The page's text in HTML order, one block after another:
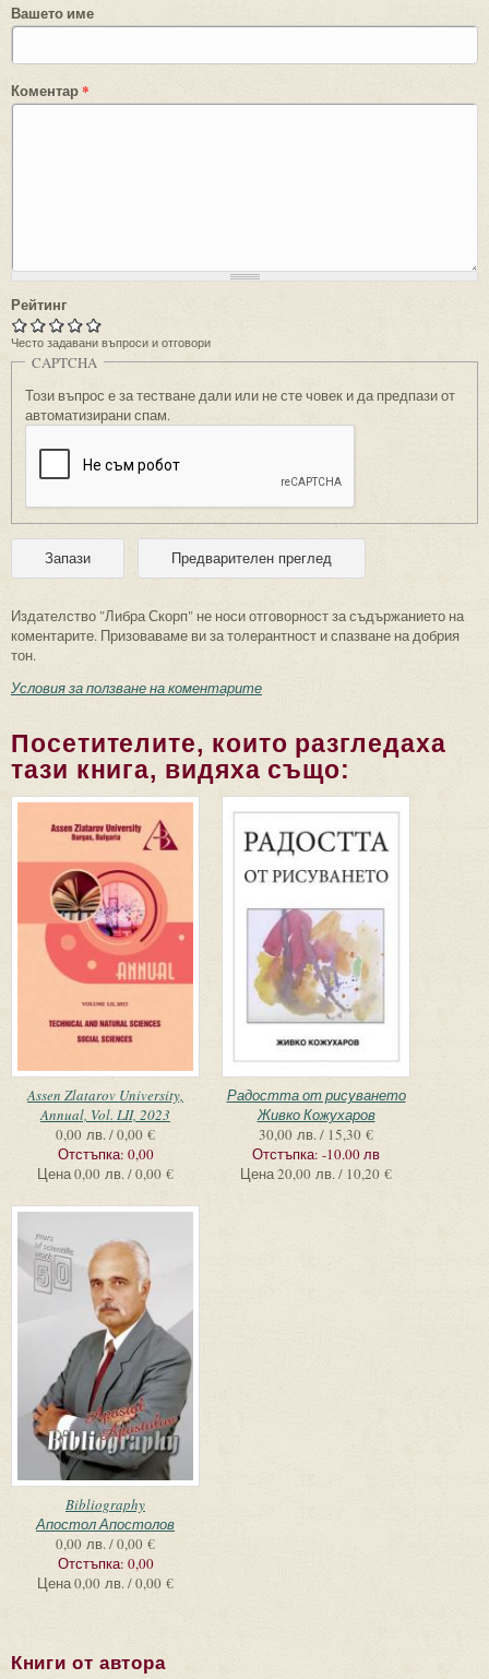
Вашето име
Коментар*
Рейтинг
Често задавани въпроси и отговори
CAPTCHA
Този въпрос е за тестване дали или не сте човек и да предпази от
автоматизирани спам.
Издателство "Либра Скорп" не носи отговорност за съдържанието на
коментарите. Призоваваме ви за толерантност и спазване на добрия
тон.
Условия за ползване на коментарите
Посетителите, които разгледаха
тази книга, видяха също:
Assen Zlatarov University,
Annual, Vol. LII, 2023
0,00 лв. / 0,00 €
Отстъпка: 0,00
Цена0,00 лв. / 0,00 €
Радостта от рисуването
Живко Кожухаров
30,00 лв. / 15,30 €
Отстъпка: -10.00 лв
Цена20,00 лв. / 10,20 €
Bibliography
Апостол Апостолов
0,00 лв. / 0,00 €
Отстъпка: 0,00
Цена0,00 лв. / 0,00 €
Книги от автора